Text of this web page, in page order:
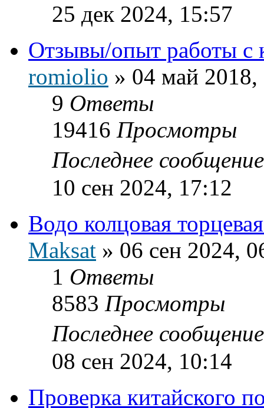
25 дек 2024, 15:57
Отзывы/опыт работы с
romiolio » 04 май 2018,
9 Ответы
19416 Просмотры
Последнее
10 сен 2024, 17:12
Водо колцовая
Maksat » 06 сен 2024,
1 Ответы
8583 Просмотры
Последнее
08 сен 2024, 10:14
Проверка китайского